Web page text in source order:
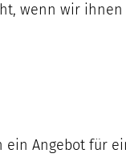
wenn wir
Angebot für